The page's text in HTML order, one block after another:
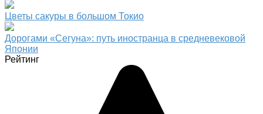
Цветы сакуры в большом Токио
Дорогами «Сегуна»: путь иностранца в средневековой
Японии
Рейтинг